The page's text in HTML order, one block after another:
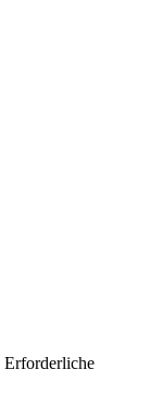
Erforderliche